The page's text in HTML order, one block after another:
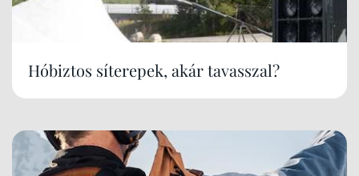
Hóbiztos síterepek, akár tavasszal?